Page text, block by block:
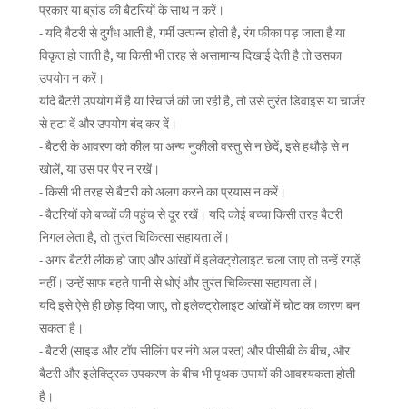
प्रकार या ब्रांड की बैटरियों के साथ न करें।
- यदि बैटरी से दुर्गंध आती है, गर्मी उत्पन्न होती है, रंग फीका पड़ जाता है या
विकृत हो जाती है, या किसी भी तरह से असामान्य दिखाई देती है तो उसका
उपयोग न करें।
यदि बैटरी उपयोग में है या रिचार्ज की जा रही है, तो उसे तुरंत डिवाइस या चार्जर
से हटा दें और उपयोग बंद कर दें।
- बैटरी के आवरण को कील या अन्य नुकीली वस्तु से न छेदें, इसे हथौड़े से न
खोलें, या उस पर पैर न रखें।
- किसी भी तरह से बैटरी को अलग करने का प्रयास न करें।
- बैटरियों को बच्चों की पहुंच से दूर रखें। यदि कोई बच्चा किसी तरह बैटरी
निगल लेता है, तो तुरंत चिकित्सा सहायता लें।
- अगर बैटरी लीक हो जाए और आंखों में इलेक्ट्रोलाइट चला जाए तो उन्हें रगड़ें
नहीं। उन्हें साफ बहते पानी से धोएं और तुरंत चिकित्सा सहायता लें।
यदि इसे ऐसे ही छोड़ दिया जाए, तो इलेक्ट्रोलाइट आंखों में चोट का कारण बन
सकता है।
- बैटरी (साइड और टॉप सीलिंग पर नंगे अल परत) और पीसीबी के बीच, और
बैटरी और इलेक्ट्रिक उपकरण के बीच भी पृथक उपायों की आवश्यकता होती
है।